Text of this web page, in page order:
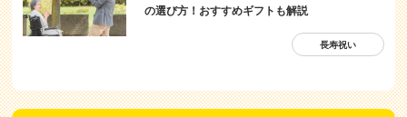
の選び方！おすすめギフトも解説
長寿祝い